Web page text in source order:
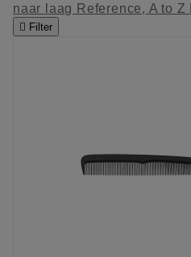
naar laag Reference, A to Z
 Filter